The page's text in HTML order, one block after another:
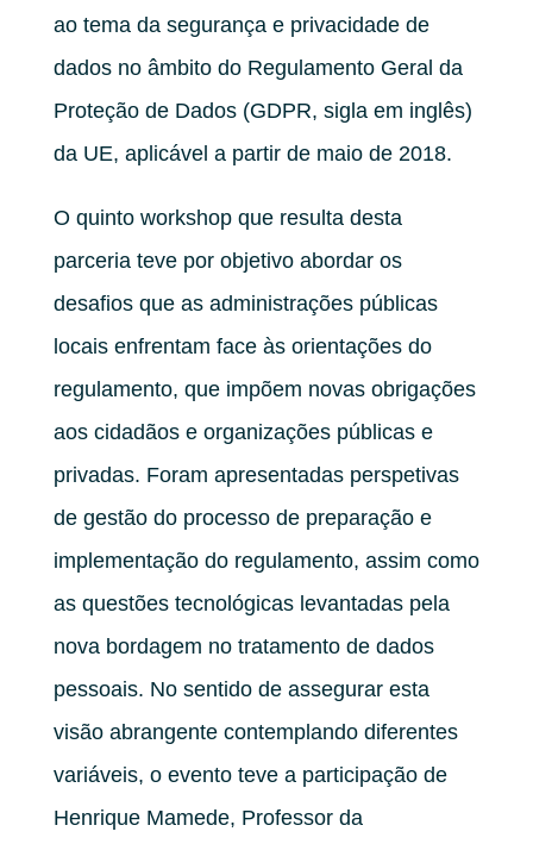
ao tema da segurança e privacidade de
dados no âmbito do Regulamento Geral da
Proteção de Dados (GDPR, sigla em inglês)
da UE, aplicável a partir de maio de 2018.
O quinto workshop que resulta desta
parceria teve por objetivo abordar os
desafios que as administrações públicas
locais enfrentam face às orientações do
regulamento, que impõem novas obrigações
aos cidadãos e organizações públicas e
privadas. Foram apresentadas perspetivas
de gestão do processo de preparação e
implementação do regulamento, assim como
as questões tecnológicas levantadas pela
nova bordagem no tratamento de dados
pessoais. No sentido de assegurar esta
visão abrangente contemplando diferentes
variáveis, o evento teve a participação de
Henrique Mamede, Professor da